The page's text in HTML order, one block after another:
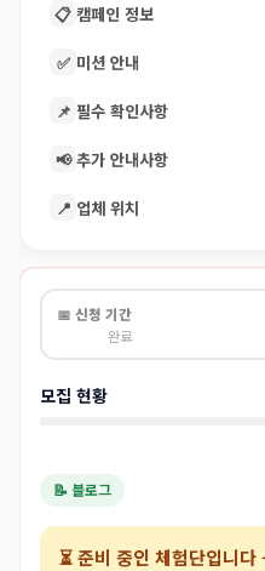
📋 캠페인 정보
✅ 미션 안내
📌 필수 확인사항
📢 추가 안내사항
📍 업체 위치
📅 신청 기간
완료
모집 현황
📝 블로그
⏳준비 중인 체험단입니다